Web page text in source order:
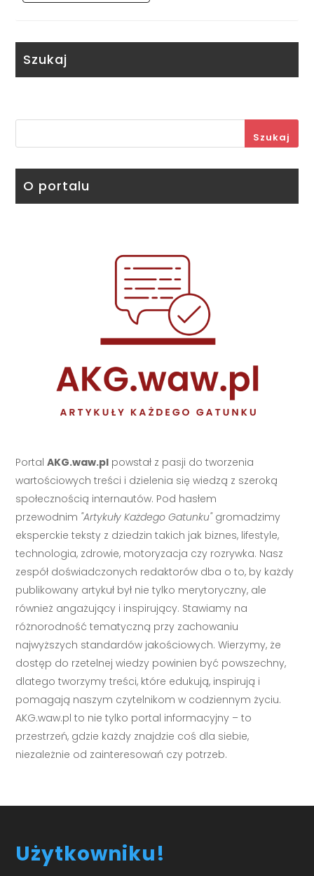
Szukaj
Szukaj
O portalu
PortalAKG.waw.pl powstał z pasji do tworzenia
wartościowych treści i dzielenia się wiedzą z szeroką
społecznością internautów. Pod hasłem
przewodnim "Artykuły Każdego Gatunku"gromadzimy
eksperckie teksty z dziedzin takich jak biznes, lifestyle,
technologia, zdrowie, motoryzacja czy rozrywka. Nasz
zespół doświadczonych redaktorów dba o to, by każdy
publikowany artykuł był nie tylko merytoryczny, ale
również angażujący i inspirujący. Stawiamy na
różnorodność tematyczną przy zachowaniu
najwyższych standardów jakościowych. Wierzymy, że
dostęp do rzetelnej wiedzy powinien być powszechny,
dlatego tworzymy treści, które edukują, inspirują i
pomagają naszym czytelnikom w codziennym życiu.
AKG.waw.pl to nie tylko portal informacyjny – to
przestrzeń, gdzie każdy znajdzie coś dla siebie,
niezależnie od zainteresowań czy potrzeb.
Użytkowniku!